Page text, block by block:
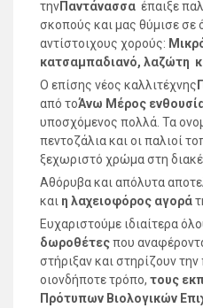
τηνΠαντάνασσα έπαιξε
σκοπούς και μας θύμισε σε
αντίστοιχους χορούς:
κατσαμπαδιανό, λαζώτη
Ο επίσης νέος καλλιτέχνης
από τοΆνω Μέρος
υποσχόμενος πολλά. Τα
πεντοζάλια και οι παλιοί
ξεχωριστό χρώμα στη
Αθόρυβα και απόλυτα
και η λαχειοφόρος αγορά
Ευχαριστούμε ιδιαίτερα
δωροθέτεςπου
στήριξαν και στηρίζουν
οιονδήποτε τρόπο, τους
Πρότυπων Βιολογικών